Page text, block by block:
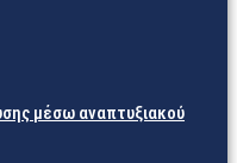
μέσω αναπτυξιακού